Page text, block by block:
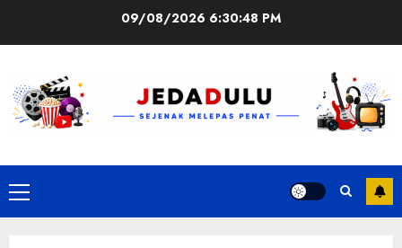
09/08/2026 6:30:49 PM
Primary
Menu